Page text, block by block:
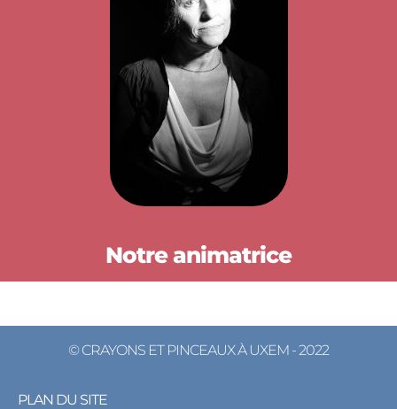
Notre animatrice
© CRAYONS ET PINCEAUX À UXEM - 2022
PLAN DU SITE